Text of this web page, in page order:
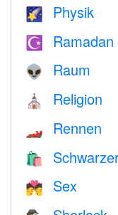
🌠 Physik
☪️ Ramadan
👽 Raum
⛪️ Religion
🏎 Rennen
🛍
💏 Sex